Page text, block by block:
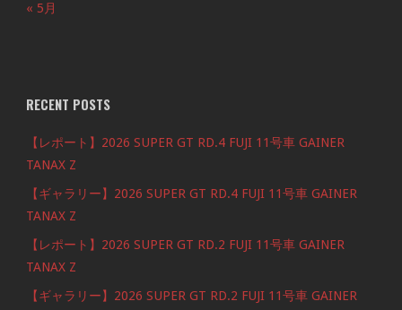
« 5月
RECENT POSTS
【レポート】2026 SUPER GT RD.4 FUJI 11号車 GAINER
TANAX Z
【ギャラリー】2026 SUPER GT RD.4 FUJI 11号車 GAINER
TANAX Z
【レポート】2026 SUPER GT RD.2 FUJI 11号車 GAINER
TANAX Z
【ギャラリー】2026 SUPER GT RD.2 FUJI 11号車 GAINER